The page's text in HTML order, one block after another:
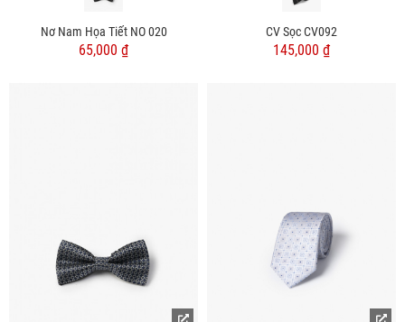
Nơ Nam Họa Tiết NO 020
65,000 ₫
CV Sọc CV092
145,000 ₫